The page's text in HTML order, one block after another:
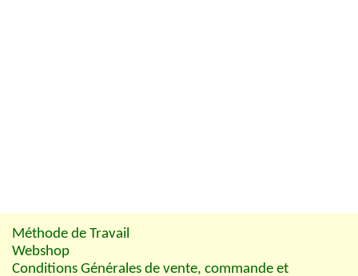
Méthode de Travail
Webshop
Conditions Générales de vente, commande et